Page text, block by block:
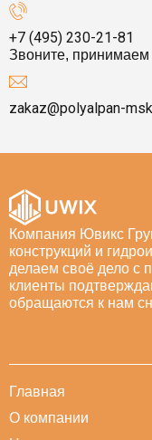
+7 (495) 230-21-81
Звоните, принимаем
zakaz@polyalpan-
Компания Ювикс
конструкций и
делаем своё дело с
клиенты
обращаются к нам
Главная
О компании